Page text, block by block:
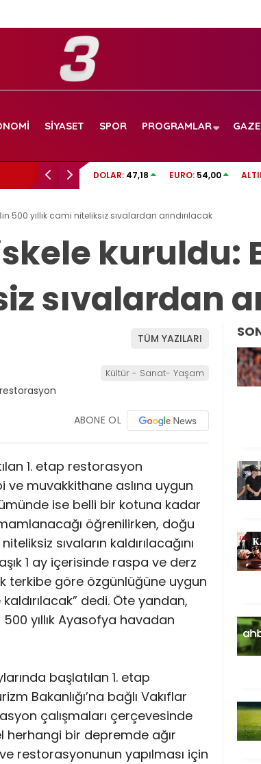
SIYASET SPOR PROGRAMLAR
Altay Bayındır’ın yeni takımı belli oldu:
DOLAR: 47,18 EURO: 54,00
500 yıllık cami niteliksiz sıvalardan arındırılacak
kuruldu:
sıvalardan
TÜM YAZILARI
Kültür - Sanat- Yaşam
ABONE OL
1. etap restorasyon
ve muvakkithane aslına uygun
ise belli bir kotuna kadar
öğrenilirken, doğu
sıvaların kaldırılacağını
1 ay içerisinde raspa ve derz
terkibe göre özgünlüğüne uygun
dedi. Öte yandan,
yıllık Ayasofya havadan
başlatılan 1. etap
Bakanlığı’na bağlı Vakıflar
çalışmaları çerçevesinde
herhangi bir depremde ağır
restorasyonunun yapılması için